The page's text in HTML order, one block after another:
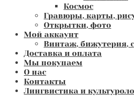
Космос
Гравюры, карты,
Открытки, фото
Мой аккаунт
Винтаж, бижутерия,
Доставка и оплата
Мы покупаем
О нас
Контакты
Лингвистика и